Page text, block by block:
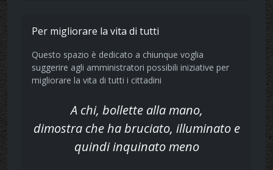
Per migliorare la vita di tutti
Questo spazio è dedicato a chiunque voglia
suggerire agli amministratori possibili iniziative per
migliorare la vita di tutti i cittadini
A chi, bollette alla mano,
dimostra che ha bruciato, illuminato e
quindi inquinato meno